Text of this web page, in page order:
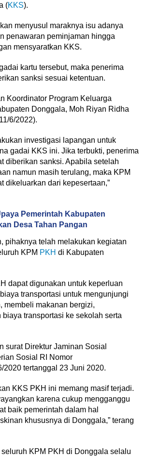
(KKS).
menyusul maraknya isu adanya
penawaran peminjaman hingga
mensyaratkan KKS.
kartu tersebut, maka penerima
sanksi sesuai ketentuan.
Koordinator Program Keluarga
Donggala, Moh Riyan Ridha
6/2022).
investigasi lapangan untuk
gadai KKS ini. Jika terbukti, penerima
diberikan sanksi. Apabila setelah
namun masih terulang, maka KPM
dikeluarkan dari kepesertaan,”
Pemerintah Kabupaten
Desa Tahan Pangan
pihaknya telah melakukan kegiatan
KPM PKH di Kabupaten
dapat digunakan untuk keperluan
transportasi untuk mengunjungi
membeli makanan bergizi,
biaya transportasi ke sekolah serta
surat Direktur Jaminan Sosial
Sosial RI Nomor
2020 tertanggal 23 Juni 2020.
KKS PKH ini memang masif terjadi.
karena cukup mengganggu
baik pemerintah dalam hal
khususnya di Donggala,” terang
KPM PKH di Donggala selalu